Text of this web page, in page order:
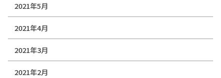
2021年5月
2021年4月
2021年3月
2021年2月